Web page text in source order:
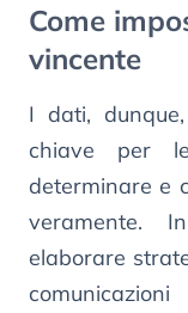
Come
vincente
I dati,
chiave per
determinare e
veramente.
elaborare